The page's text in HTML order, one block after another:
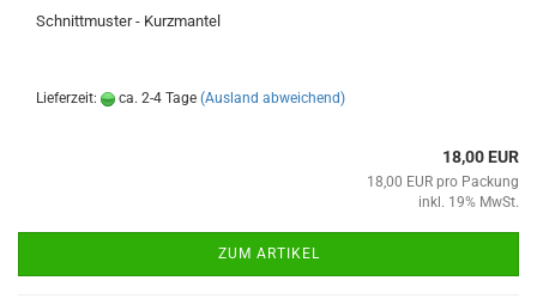
Schnittmuster - Kurzmantel
Lieferzeit: ca. 2-4 Tage (Ausland abweichend)
18,00 EUR
18,00 EUR pro Packung
inkl. 19% MwSt.
ZUM ARTIKEL